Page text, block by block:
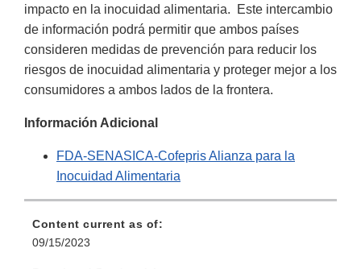
impacto en la inocuidad alimentaria. Este intercambio
de información podrá permitir que ambos países
consideren medidas de prevención para reducir los
riesgos de inocuidad alimentaria y proteger mejor a los
consumidores a ambos lados de la frontera.
Información Adicional
FDA-SENASICA-Cofepris Alianza para la
Inocuidad Alimentaria
Content current as of:
09/15/2023